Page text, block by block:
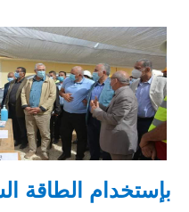
بإستخدام الطاقة